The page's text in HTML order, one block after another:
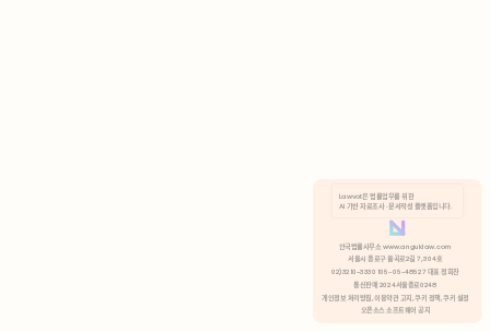
분석 쿠키 허용
Lawvot은 법률업무를 위한
AI 기반 자료조사 · 문서작성 플랫폼입니다.
안국법률사무소 www.anguklaw.com
서울시 종로구 율곡로2길 7, 304호
02)3210-3330 105-05-48527 대표 정희찬
통신판매 2024서울종로0248
개인정보 처리방침, 이용약관 고지, 쿠키 정책, 쿠키 설정
오픈소스 소프트웨어 공지